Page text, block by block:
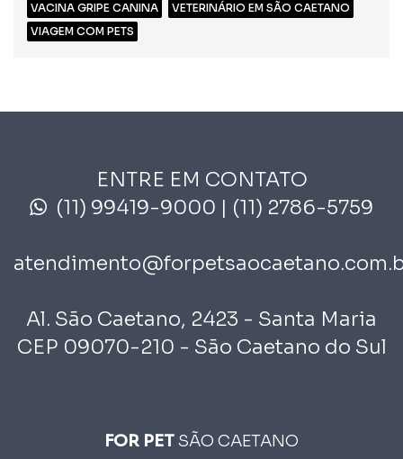
VACINA GRIPE CANINA
VETERINÁRIO EM SÃO CAETANO
VIAGEM COM PETS
ENTRE EM CONTATO
(11) 99419-9000 | (11) 2786-5759
Al. São Caetano, 2423 - Santa Maria
CEP 09070-210 - São Caetano do Sul
FOR PETSÃO CAETANO